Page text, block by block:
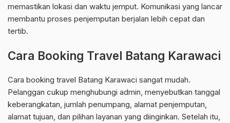
memastikan lokasi dan waktu jemput. Komunikasi yang lancar
membantu proses penjemputan berjalan lebih cepat dan
tertib.
Cara Booking Travel Batang Karawaci
Cara booking travel Batang Karawaci sangat mudah.
Pelanggan cukup menghubungi admin, menyebutkan tanggal
keberangkatan, jumlah penumpang, alamat penjemputan,
alamat tujuan, dan pilihan layanan yang diinginkan. Setelah itu,